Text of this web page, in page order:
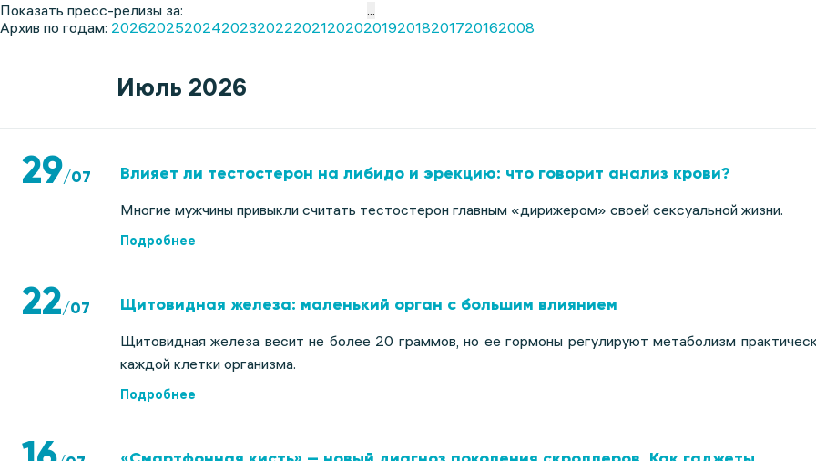
Показать пресс-релизы за:
...
Архив по годам: 202620252024202320222021202020192018201720162008
Июль 2026
29/07 Влияет ли тестостерон на либидо и эрекцию: что говорит анализ крови?
Многие мужчины привыкли считать тестостерон главным «дирижером» своей сексуальной жизни.
Подробнее
22/07 Щитовидная железа: маленький орган с большим влиянием
Щитовидная железа весит не более 20 граммов, но ее гормоны регулируют метаболизм
каждой клетки организма.
Подробнее